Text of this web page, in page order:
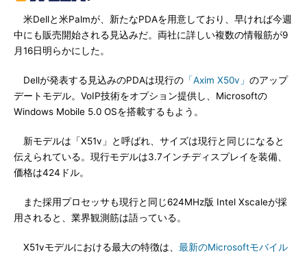
米Dellと米Palmが、新たなPDAを用意しており、早ければ今週
中にも販売開始される見込みだ。両社に詳しい複数の情報筋が9
月16日明らかにした。
Dellが発表する見込みのPDAは現行の 「Axim X50v」 のアップ
デートモデル。VoIP技術をオプション提供し、Microsoftの
Windows Mobile 5.0 OSを搭載するもよう。
新モデルは「X51v」と呼ばれ、サイズは現行と同じになると
伝えられている。現行モデルは3.7インチディスプレイを装備、
価格は424ドル。
また採用プロセッサも現行と同じ624MHz版 Intel Xscaleが採
用されると、業界観測筋は語っている。
X51vモデルにおける最大の特徴は、 最新のMicrosoftモバイル